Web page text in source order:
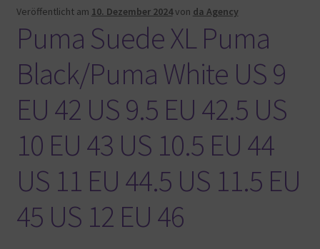
Veröffentlicht am 10. Dezember 2024von da Agency
Puma Suede XL Puma
Black/Puma White US 9
EU 42 US 9.5 EU 42.5 US
10 EU 43 US 10.5 EU 44
US 11 EU 44.5 US 11.5 EU
45 US 12 EU 46